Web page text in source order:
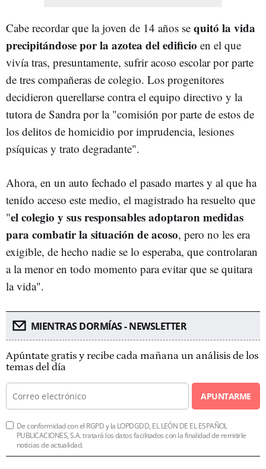
Cabe recordar que la joven de 14 años se quitó la vida
precipitándose por la azotea del edificio en el que
vivía tras, presuntamente, sufrir acoso escolar por parte
de tres compañeras de colegio. Los progenitores
decidieron querellarse contra el equipo directivo y la
tutora de Sandra por la "comisión por parte de estos de
los delitos de homicidio por imprudencia, lesiones
psíquicas y trato degradante".
Ahora, en un auto fechado el pasado martes y al que ha
tenido acceso este medio, el magistrado ha resuelto que
"el colegio y sus responsables adoptaron medidas
para combatir la situación de acoso, pero no les era
exigible, de hecho nadie se lo esperaba, que controlaran
a la menor en todo momento para evitar que se quitara
la vida".
MIENTRAS DORMÍAS - NEWSLETTER
Apúntate gratis y recibe cada mañana un análisis de los
temas del día
APUNTARME
De conformidad con el RGPD y la LOPDGDD, EL LEÓN DE EL ESPAÑOL
PUBLICACIONES, S.A. tratará los datos facilitados con la finalidad de remitirle
noticias de actualidad.